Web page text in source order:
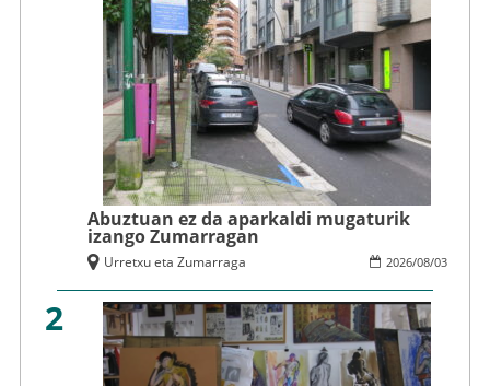
Abuztuan ez da aparkaldi mugaturik
izango Zumarragan
2026/08/03
Urretxu eta Zumarraga
2